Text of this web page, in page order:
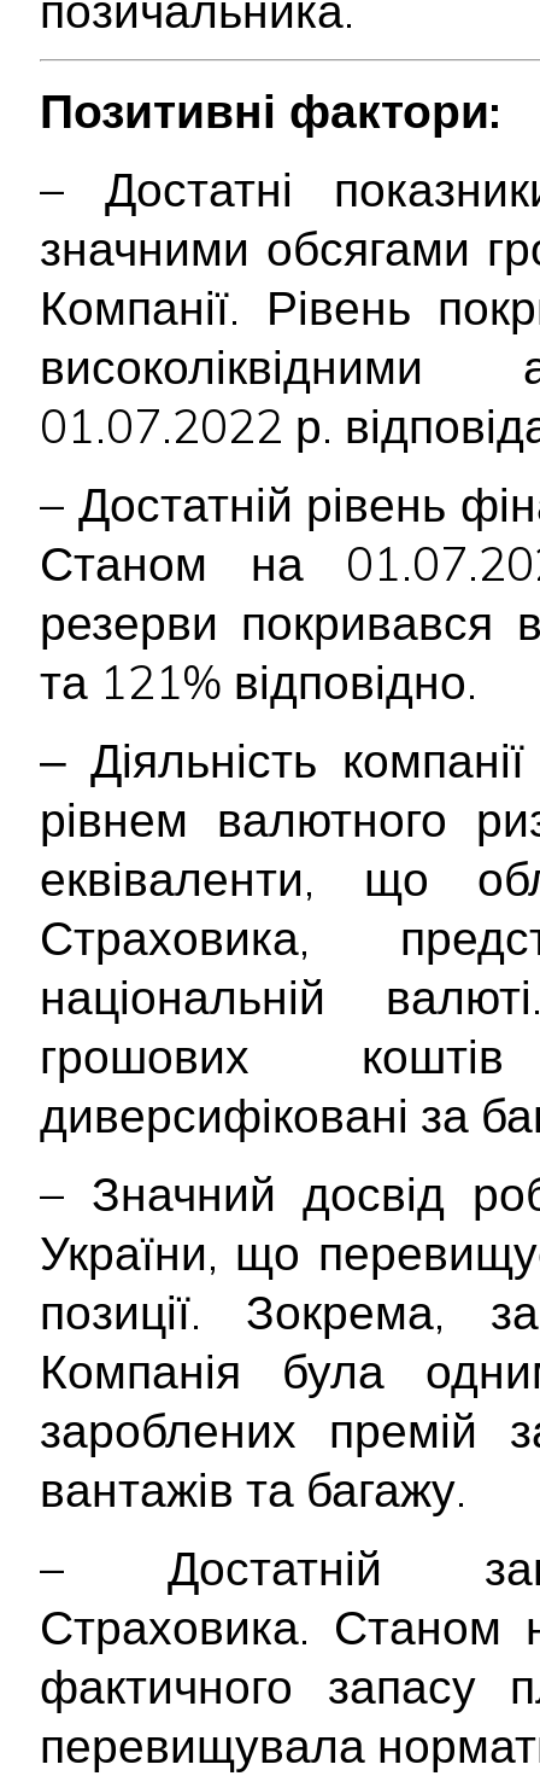
Позитивні фактори:
– Достатні
значними обсягами
Компанії. Рівень
01.07.2022 р.
– Достатній рівень
Станом на
резерви покривався
та 121% відповідно.
‒ Діяльність
рівнем валютного
еквіваленти, що
Страховика,
національній
грошових
диверсифіковані за
– Значний досвід
України, що
позиції. Зокрема,
Компанія була
зароблених премій
вантажів та багажу.
– Достатній
Страховика. Станом
фактичного запасу
перевищувала